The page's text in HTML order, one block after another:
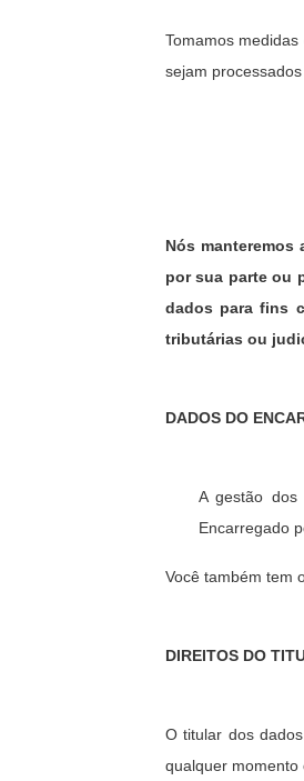
Tomamos
sejam
Nós
por sua parte ou
dados para fins
tributárias ou
DADOS DO
A gestão
Encarregado
Você também tem
DIREITOS DO
O titular dos
qualquer momento